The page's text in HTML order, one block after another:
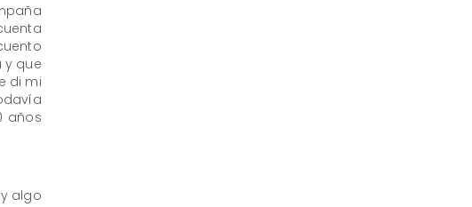
y que
di mi
años
algo